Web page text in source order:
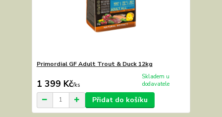
Primordial GF Adult Trout & Duck 12kg
1 399 Kč/ks
Skladem u
dodavatele
Přidat do košíku